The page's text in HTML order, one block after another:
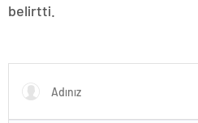
belirtti.